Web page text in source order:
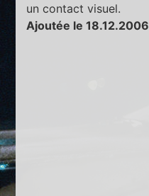
un contact visuel.
Ajoutée le 18.12.2006